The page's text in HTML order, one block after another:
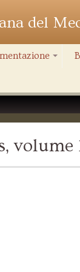
del
volume